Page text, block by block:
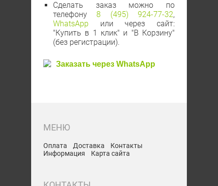
Сделать заказ можно по
телефону8 (495) 924-77-32,
WhatsApp или через сайт:
"Купить в 1 клик" и "В Корзину"
(без регистрации).
Заказать через WhatsApp
Оплата Доставка
Контакты
Информация
Карта сайта